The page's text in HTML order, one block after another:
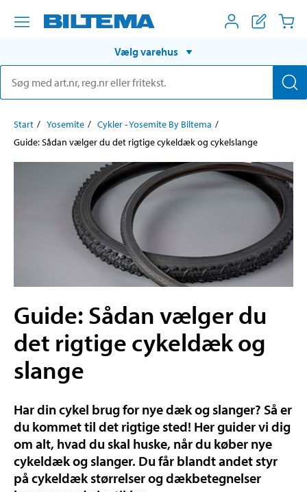
Vælg varehus
Start Yosemite
Cykler - Yosemite By Biltema
Guide: Sådan vælger du det rigtige cykeldæk og cykelslange
Guide: Sådan vælger du
det rigtige cykeldæk og
slange
Har din cykel brug for nye dæk og slanger? Så er
du kommet til det rigtige sted! Her guider vi dig
om alt, hvad du skal huske, når du køber nye
cykeldæk og slanger. Du får blandt andet styr
på cykeldæk størrelser og dækbetegnelser